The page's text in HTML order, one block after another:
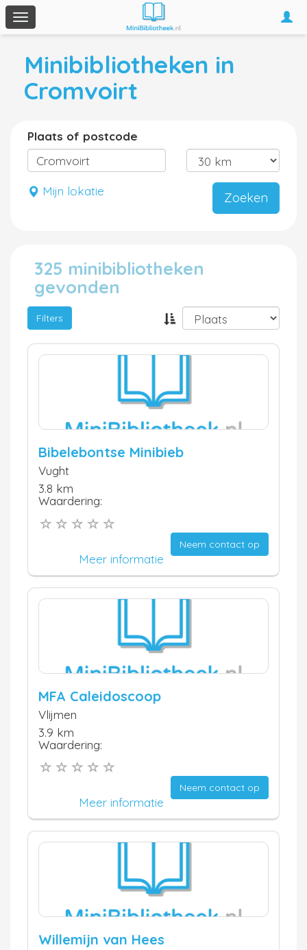
Toggle
navigation
Minibibliotheken in
Cromvoirt
Plaats of postcode
Mijn lokatie Zoeken
325 minibibliotheken
gevonden
Filters
Bibelebontse Minibieb
Vught
3.8 km
Waardering:
Neem contact op
Meer informatie
MFA Caleidoscoop
Vlijmen
3.9 km
Waardering:
Neem contact op
Meer informatie
Willemijn van Hees